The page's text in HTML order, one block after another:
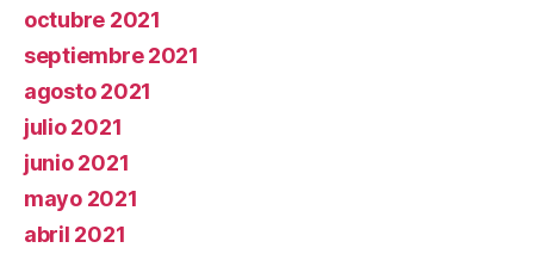
octubre 2021
septiembre 2021
agosto 2021
julio 2021
junio 2021
mayo 2021
abril 2021